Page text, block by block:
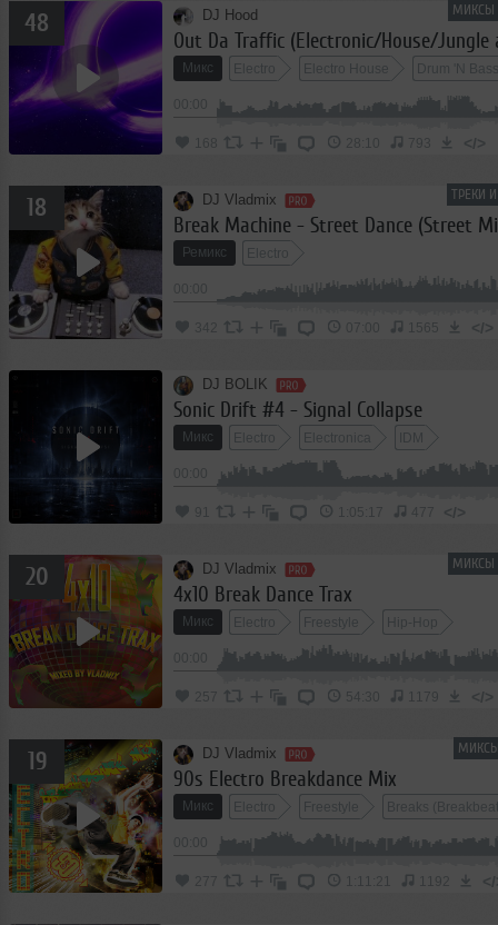
МИКСЫ
48 DJ Hood
Out Da Traffic (Electronic/House/
Микс Electro Electro House Drum 'N
168 28:10 793 </>
ТРЕКИ
18 DJ Vladmix
Break Machine - Street Dance (Street
Ремикс Electro
342 07:00 1565 </>
DJ BOLIK
Sonic Drift #4 - Signal Collapse
Микс Electro Electronica IDM
91 1:05:17 477 </>
МИКСЫ
20 DJ Vladmix
4x10 Break Dance Trax
Микс Electro Freestyle Hip-Hop
257 54:30 1179 </>
19 DJ Vladmix
90s Electro Breakdance Mix
Микс Electro Freestyle Breaks
277 1:11:21 1192